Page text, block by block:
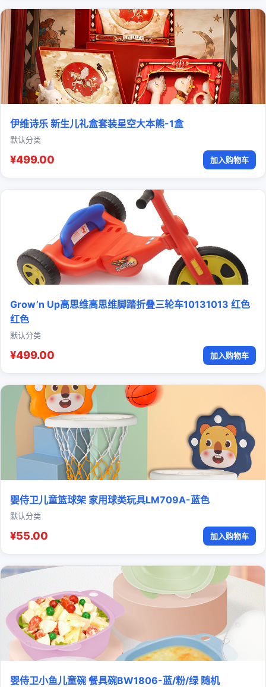
伊维诗乐 新生儿礼盒套装星空大本熊-1盒
默认分类
¥499.00 加入购物车
Grow’n Up高思维高思维脚踏折叠三轮车10131013 红色
红色
默认分类
¥499.00 加入购物车
婴侍卫儿童篮球架 家用球类玩具LM709A-蓝色
默认分类
¥55.00 加入购物车
婴侍卫小鱼儿童碗 餐具碗BW1806-蓝/粉/绿 随机